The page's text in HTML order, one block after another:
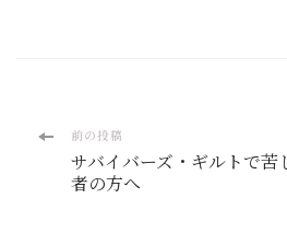
投
前の投稿
サバイバーズ・ギルトで
者の方へ